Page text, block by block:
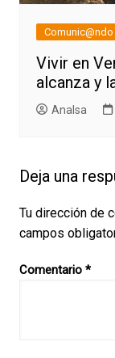
Comunic@ndo
Vivir en
alcanza y
AnaIsa
Deja una
Tu dirección de
campos
Comentario *